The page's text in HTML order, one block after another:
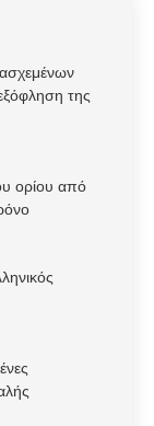
της
ορίου από